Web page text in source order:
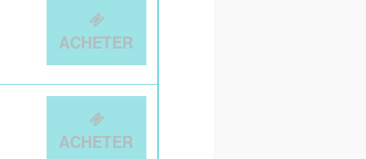
ACHETER
ACHETER